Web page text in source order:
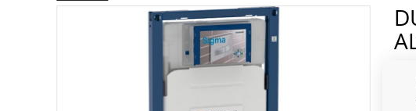
DUOFIX PER WC SOSPESO - CON SIGMA 12 CM |112 CM